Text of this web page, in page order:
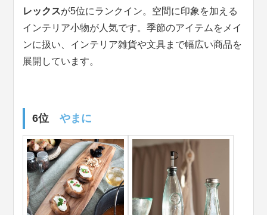
レックスが5位にランクイン。空間に印象を加える
インテリア小物が人気です。季節のアイテムをメイ
ンに扱い、インテリア雑貨や文具まで幅広い商品を
展開しています。
6位やまに